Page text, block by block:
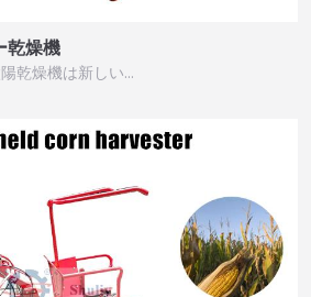
乾燥機
乾燥機は新しい…